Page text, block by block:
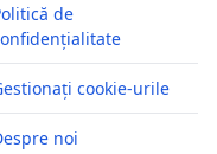
de
cookie-urile
noi